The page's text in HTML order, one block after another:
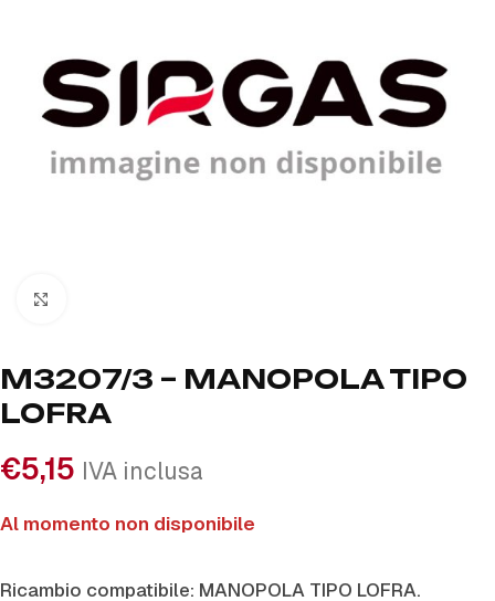
M3207/3 – MANOPOLA TIPO
LOFRA
€5,15 IVA inclusa
Al momento non disponibile
Ricambio compatibile: MANOPOLA TIPO LOFRA.